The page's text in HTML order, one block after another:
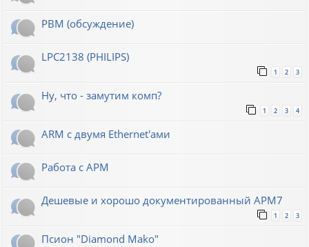
РВМ (обсуждение)
LPC2138 (PHILIPS)
1 2 3
Ну, что - замутим комп?
1 2 3 4
ARM с двумя Ethernet'ами
Работа с АРМ
Дешевые и хорошо документированный АРМ7
1 2 3
Псион "Diamond Mako"